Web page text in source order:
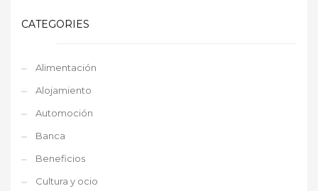
CATEGORIES
Alimentación
Alojamiento
Automoción
Banca
Beneficios
Cultura y ocio